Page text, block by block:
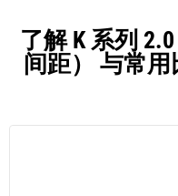
了解 K 系列
间距） 与常用